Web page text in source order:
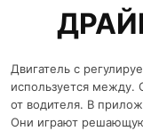
Двигатель с
используется между.
от водителя. В
Они играют